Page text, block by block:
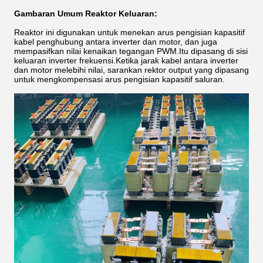
Gambaran Umum Reaktor Keluaran:
Reaktor ini digunakan untuk menekan arus pengisian kapasitif
kabel penghubung antara inverter dan motor, dan juga
mempasifkan nilai kenaikan tegangan PWM.Itu dipasang di sisi
keluaran inverter frekuensi.Ketika jarak kabel antara inverter
dan motor melebihi nilai, sarankan rektor output yang dipasang
untuk mengkompensasi arus pengisian kapasitif saluran.